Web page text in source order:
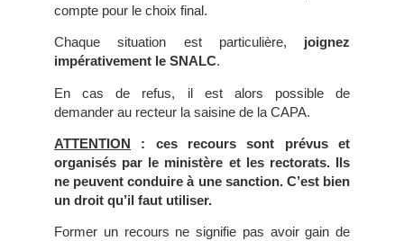
compte pour le choix final.
Chaque situation est particulière, joignez
impérativement le SNALC.
En cas de refus, il est alors possible de
demander au recteur la saisine de la CAPA.
ATTENTION : ces recours sont prévus et
organisés par le ministère et les rectorats. Ils
ne peuvent conduire à une sanction. C’est bien
un droit qu’il faut utiliser.
Former un recours ne signifie pas avoir gain de